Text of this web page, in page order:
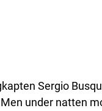
Sergio
under natten